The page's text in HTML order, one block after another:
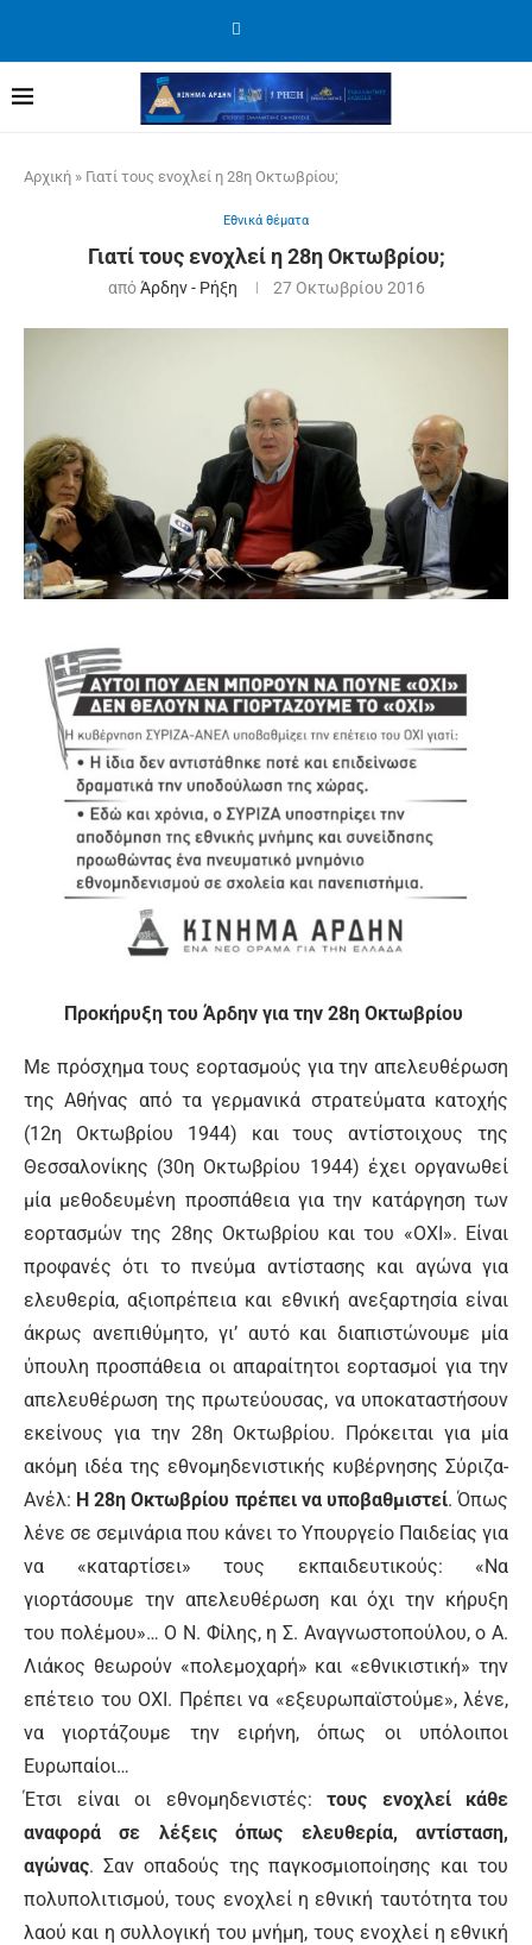
Αρχική » Γιατί τους ενοχλεί η 28η Οκτωβρίου;
Εθνικά θέματα
Γιατί τους ενοχλεί η 28η Οκτωβρίου;
απόΆρδην - Ρήξη 27 Οκτωβρίου 2016
Προκήρυξη του Άρδην για την 28η Οκτωβρίου
Με πρόσχημα τους εορτασμούς για την απελευθέρωση
της Αθήνας από τα γερμανικά στρατεύματα κατοχής
(12η Οκτωβρίου 1944) και τους αντίστοιχους της
Θεσσαλονίκης (30η Οκτωβρίου 1944) έχει οργανωθεί
μία μεθοδευμένη προσπάθεια για την κατάργηση των
εορτασμών της 28ης Οκτωβρίου και του «ΟΧΙ». Είναι
προφανές ότι το πνεύμα αντίστασης και αγώνα για
ελευθερία, αξιοπρέπεια και εθνική ανεξαρτησία είναι
άκρως ανεπιθύμητο, γι’ αυτό και διαπιστώνουμε μία
ύπουλη προσπάθεια οι απαραίτητοι εορτασμοί για την
απελευθέρωση της πρωτεύουσας, να υποκαταστήσουν
εκείνους για την 28η Οκτωβρίου. Πρόκειται για μία
ακόμη ιδέα της εθνομηδενιστικής κυβέρνησης Σύριζα-
Ανέλ: Η 28η Οκτωβρίου πρέπει να υποβαθμιστεί. Όπως
λένε σε σεμινάρια που κάνει το Υπουργείο Παιδείας για
να «καταρτίσει» τους εκπαιδευτικούς: «Να
γιορτάσουμε την απελευθέρωση και όχι την κήρυξη
του πολέμου»… Ο Ν. Φίλης, η Σ. Αναγνωστοπούλου, ο Α.
Λιάκος θεωρούν «πολεμοχαρή» και «εθνικιστική» την
επέτειο του ΟΧΙ. Πρέπει να «εξευρωπαϊστούμε», λένε,
να γιορτάζουμε την ειρήνη, όπως οι υπόλοιποι
Ευρωπαίοι…
Έτσι είναι οι εθνομηδενιστές: τους ενοχλεί κάθε
αναφορά σε λέξεις όπως ελευθερία, αντίσταση,
αγώνας. Σαν οπαδούς της παγκοσμιοποίησης και του
πολυπολιτισμού, τους ενοχλεί η εθνική ταυτότητα του
λαού και η συλλογική του μνήμη, τους ενοχλεί η εθνική